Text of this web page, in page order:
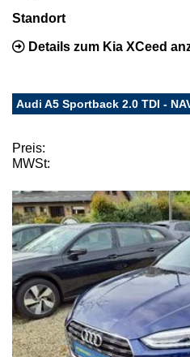
Standort
Details zum Kia XCeed
Audi A5 Sportback 2.0 TDI -
Preis:
MWSt: